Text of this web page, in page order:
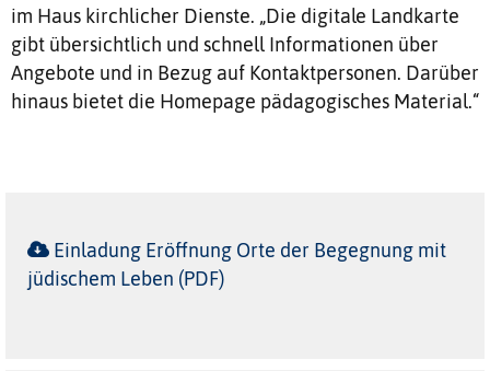
im Haus kirchlicher Dienste. „Die digitale Landkarte
gibt übersichtlich und schnell Informationen über
Angebote und in Bezug auf Kontaktpersonen. Darüber
hinaus bietet die Homepage pädagogisches Material.“
Einladung Eröffnung Orte der Begegnung mit
jüdischem Leben (PDF)